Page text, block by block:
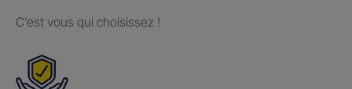
C’est vous qui choisissez !